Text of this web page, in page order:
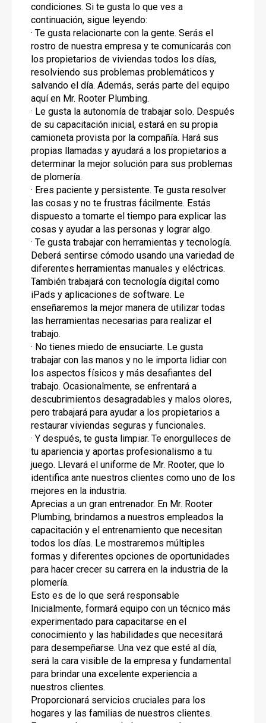
condiciones. Si te gusta lo que ves a
continuación, sigue leyendo:
· Te gusta relacionarte con la gente. Serás el
rostro de nuestra empresa y te comunicarás con
los propietarios de viviendas todos los días,
resolviendo sus problemas problemáticos y
salvando el día. Además, serás parte del equipo
aquí en Mr. Rooter Plumbing.
· Le gusta la autonomía de trabajar solo. Después
de su capacitación inicial, estará en su propia
camioneta provista por la compañía. Hará sus
propias llamadas y ayudará a los propietarios a
determinar la mejor solución para sus problemas
de plomería.
· Eres paciente y persistente. Te gusta resolver
las cosas y no te frustras fácilmente. Estás
dispuesto a tomarte el tiempo para explicar las
cosas y ayudar a las personas y lograr algo.
· Te gusta trabajar con herramientas y tecnología.
Deberá sentirse cómodo usando una variedad de
diferentes herramientas manuales y eléctricas.
También trabajará con tecnología digital como
iPads y aplicaciones de software. Le
enseñaremos la mejor manera de utilizar todas
las herramientas necesarias para realizar el
trabajo.
· No tienes miedo de ensuciarte. Le gusta
trabajar con las manos y no le importa lidiar con
los aspectos físicos y más desafiantes del
trabajo. Ocasionalmente, se enfrentará a
descubrimientos desagradables y malos olores,
pero trabajará para ayudar a los propietarios a
restaurar viviendas seguras y funcionales.
· Y después, te gusta limpiar. Te enorgulleces de
tu apariencia y aportas profesionalismo a tu
juego. Llevará el uniforme de Mr. Rooter, que lo
identifica ante nuestros clientes como uno de los
mejores en la industria.
Aprecias a un gran entrenador. En Mr. Rooter
Plumbing, brindamos a nuestros empleados la
capacitación y el entrenamiento que necesitan
todos los días. Le mostraremos múltiples
formas y diferentes opciones de oportunidades
para hacer crecer su carrera en la industria de la
plomería.
Esto es de lo que será responsable
Inicialmente, formará equipo con un técnico más
experimentado para capacitarse en el
conocimiento y las habilidades que necesitará
para desempeñarse. Una vez que esté al día,
será la cara visible de la empresa y fundamental
para brindar una excelente experiencia a
nuestros clientes.
Proporcionará servicios cruciales para los
hogares y las familias de nuestros clientes.